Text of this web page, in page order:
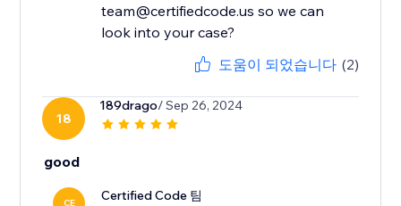
team@certifiedcode.us so we can
look into your case?
도움이 되었습니다 (2)
18
189drago/ Sep 26, 2024
good
CE Certified Code 팀